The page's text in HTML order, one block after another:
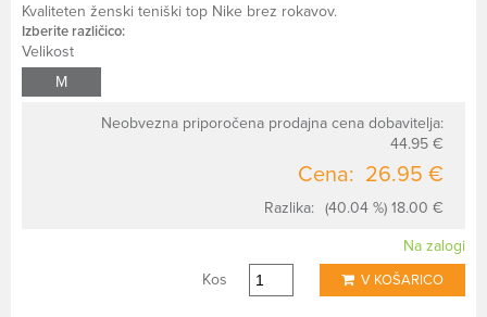
Kvaliteten ženski teniški top Nike brez rokavov.
Izberite različico:
Velikost
M
Neobvezna priporočena prodajna cena dobavitelja:
44.95 €
Cena: 26.95 €
Razlika: (40.04 %) 18.00 €
Na zalogi
Kos
V KOŠARICO